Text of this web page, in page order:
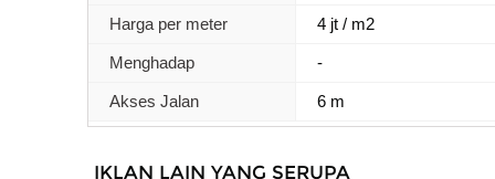
Harga per meter 4 jt / m2
Menghadap -
Akses Jalan 6 m
IKLAN LAIN YANG SERUPA